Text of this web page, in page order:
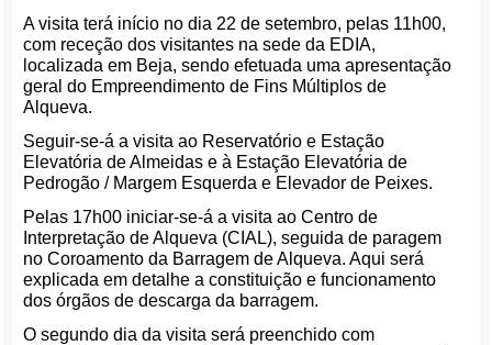
A visita terá início no dia 22 de setembro, pelas 11h00,
com receção dos visitantes na sede da EDIA,
localizada em Beja, sendo efetuada uma apresentação
geral do Empreendimento de Fins Múltiplos de
Alqueva.
Seguir-se-á a visita ao Reservatório e Estação
Elevatória de Almeidas e à Estação Elevatória de
Pedrogão / Margem Esquerda e Elevador de Peixes.
Pelas 17h00 iniciar-se-á a visita ao Centro de
Interpretação de Alqueva (CIAL), seguida de paragem
no Coroamento da Barragem de Alqueva. Aqui será
explicada em detalhe a constituição e funcionamento
dos órgãos de descarga da barragem.
O segundo dia da visita será preenchido com